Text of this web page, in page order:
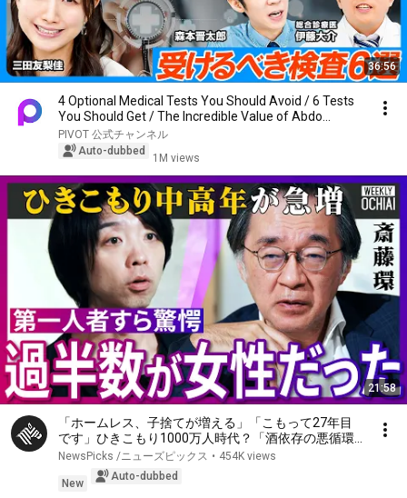
36:56
4 Optional Medical Tests You Should Avoid / 6 Tests
You Should Get / The Incredible Value of Abdo...
PIVOT 公式チャンネル
Auto-dubbed
1M views
21:58
「ホームレス、子捨てが増える」「こもって27年目
です」ひきこもり1000万人時代？「酒依存の悪循環
と同じ」第一人者、斎藤環が明かす実態…子ども、家
族への対応、不登校の３大原因、孤独死の懸念【落合
陽一】
NewsPicks /ニューズピックス • 454K views
New
Auto-dubbed